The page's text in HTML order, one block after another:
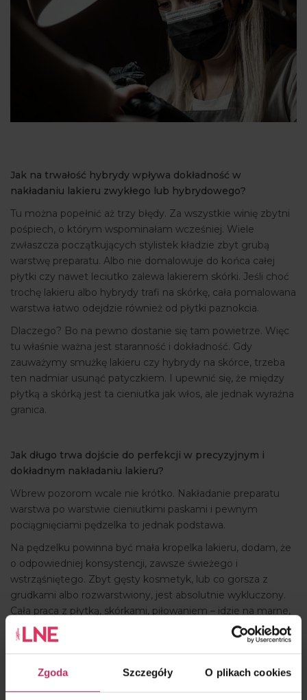
Zgoda Szczegóły O plikach cookies
Jak na trwałość hybrydy wpływa dokładność w
nakładaniu lakieru zwykłego lub hybrydowego?
Tu można popełnić aż trzy błędy. Za wszystkie winię zbytni
pośpiech, o którym wspominałam wcześniej. Wiele
zwłaszcza początkujących stylistek kładzie zbyt grubą
warstwę preparatu. Albo nie domalowuje do końca całej
płytki czy nawet leciutko zalewa lakierem skórki. Jeśli choć
trochę lakieru albo hybrydy trafi na skórkę, cała pomalowana
warstwa łatwo odejdzie również od płytki paznokcia.
Dlaczego? Bo na pewno dostanie się tam powietrze. Więc
tu właśnie ważna jest staranność i dokładność. Gdy
zauważymy smużkę lakieru czy hybrydy na skórce, trzeba
ten nadmiar usunąć patyczkiem. I upewnić się, że między
płytką a skórką jest ta cieniutka jak włos, ale jednak wyraźna
granica.
Jak długo trwa dojście do perfekcji w precyzyjnym i
dokładnym nakładaniu lakieru?
Wbrew pozorom wcale nie krótko. Nakładanie preparatu
warstwa po warstwie cieniutkimi paskami i pewnym
pociągnięciami pędzelka to jednak podstawa.
Na pędzelku powinna być mała kropelka lakieru, dodam, że
o odpowiedniej konsystencji, zawsze świeżego i
wstrząśniętego. Zbyt gęsty kosmetyk, lub co gorsza z
grudkami albo rozwarstwiony, jest absolutnie wykluczony.
Cała praca z płytką, skórkami, piłowaniem – idzie na marne,
gdy lakier lub hybryda nie są pierwszej świeżości.
Czy powinno się piłować jeszcze paznokcie po